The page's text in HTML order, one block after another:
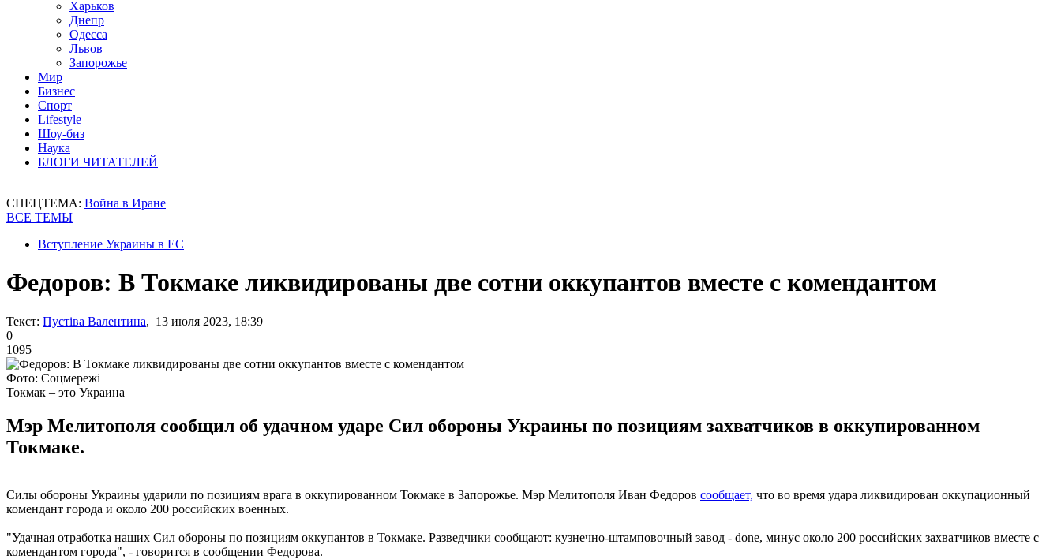
Харьков
Днепр
Одесса
Львов
Запорожье
Мир
Бизнес
Спорт
Lifestyle
Шоу-биз
Наука
БЛОГИ ЧИТАТЕЛЕЙ
СПЕЦТЕМА: Война в Иране
ВСЕ ТЕМЫ
Вступление Украины в ЕС
Федоров: В Токмаке ликвидированы две сотни оккупантов вместе с комендантом
Текст: Пустіва Валентина, 13 июля 2023, 18:39
0
1095
Фото: Соцмережі
Токмак – это Украина
Мэр Мелитополя сообщил об удачном ударе Сил обороны Украины по позициям захватчиков в оккупированном
Токмаке.
Силы обороны Украины ударили по позициям врага в оккупированном Токмаке в Запорожье. Мэр Мелитополя Иван Федоров сообщает, что во время удара ликвидирован оккупационный
комендант города и около 200 российских военных.
"Удачная отработка наших Сил обороны по позициям оккупантов в Токмаке. Разведчики сообщают: кузнечно-штамповочный завод - done, минус около 200 российских захватчиков вместе с
комендантом города", - говорится в сообщении Федорова.